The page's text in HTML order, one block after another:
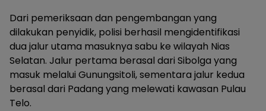
Dari pemeriksaan dan pengembangan yang
dilakukan penyidik, polisi berhasil mengidentifikasi
dua jalur utama masuknya sabu ke wilayah Nias
Selatan. Jalur pertama berasal dari Sibolga yang
masuk melalui Gunungsitoli, sementara jalur kedua
berasal dari Padang yang melewati kawasan Pulau
Telo.